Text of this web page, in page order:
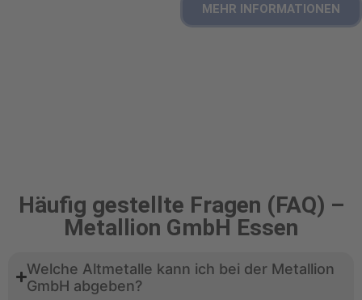
MEHR INFORMATIONEN
Häufig gestellte Fragen (FAQ) –
Metallion GmbH Essen
Welche Altmetalle kann ich bei der Metallion
GmbH abgeben?